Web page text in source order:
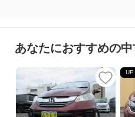
あなたにおすすめの
UP